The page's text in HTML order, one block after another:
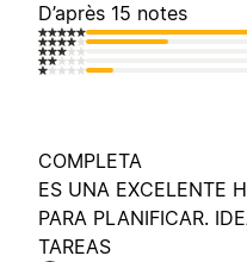
D’après 15 notes
COMPLETA
ES UNA EXCELENTE
PARA PLANIFICAR.
TAREAS